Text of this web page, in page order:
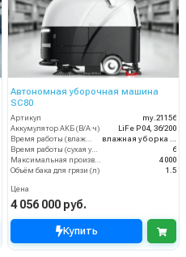
Автономная уборочная машина
SC80
Артикул
my.21156
Аккумулятор АКБ (В/А·ч)
LiFe P04, 36/200
Время работы (влажная уборка), (ч)
влажная уборка – до 3 часов
Время работы (сухая уборка), (ч)
6
Максимальная производительность (м2/ч)
4 000
Объём бака для грязи (л)
1.5
Цена
4 056 000 руб.
Купить